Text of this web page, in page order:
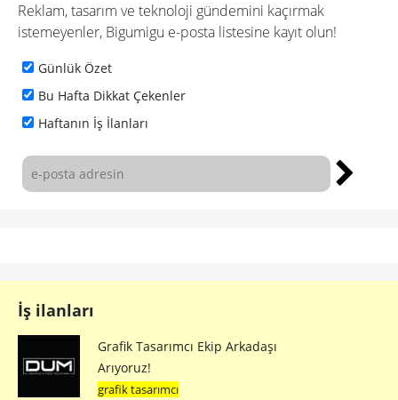
Reklam, tasarım ve teknoloji gündemini kaçırmak
istemeyenler, Bigumigu e-posta listesine kayıt olun!
Günlük Özet
Bu Hafta Dikkat Çekenler
Haftanın İş İlanları
İş ilanları
Grafik Tasarımcı Ekip Arkadaşı
Arıyoruz!
grafik tasarımcı